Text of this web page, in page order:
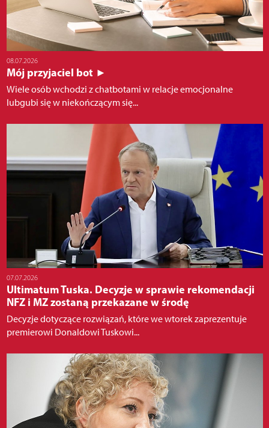
08.07.2026
Mój przyjaciel bot ►
Wiele osób wchodzi z chatbotami w relacje emocjonalne
lubgubi się w niekończącym się...
07.07.2026
Ultimatum Tuska. Decyzje w sprawie rekomendacji
NFZ i MZ zostaną przekazane w środę
Decyzje dotyczące rozwiązań, które we wtorek zaprezentuje
premierowi Donaldowi Tuskowi...